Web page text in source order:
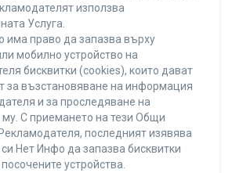
използва
Услуга.
има право да запазва върху
мобилно устройство на
бисквитки (cookies), които дават
за възстановяване на информация
и за проследяване на
му. С приемането на тези Общи
последният изявява
Нет Инфо да запазва бисквитки
устройства.